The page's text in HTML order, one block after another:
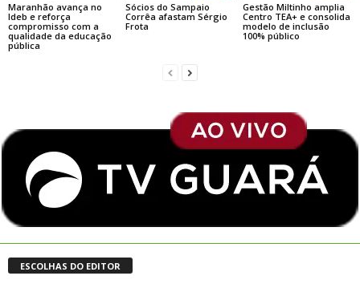
Maranhão avança no
Ideb e reforça
compromisso com a
qualidade da educação
pública
Sócios do Sampaio
Corrêa afastam Sérgio
Frota
Gestão Miltinho amplia
Centro TEA+ e consolida
modelo de inclusão
100% público
ESCOLHAS DO EDITOR